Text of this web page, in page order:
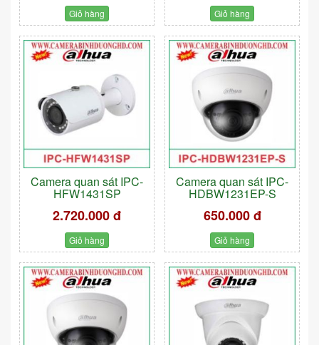
Giỏ hàng Giỏ hàng
Camera quan sát IPC-
HFW1431SP
2.720.000 đ
Giỏ hàng
Camera quan sát IPC-
HDBW1231EP-S
650.000 đ
Giỏ hàng